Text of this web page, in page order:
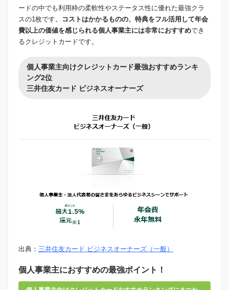
ードの中でも利用枠の柔軟性やステータス性に優れた最強クラ
スの1枚です。
コストはかかるものの、特典をフル活用して年会
費以上の価値を感じられる個人事業主には非常におすすめでき
るクレジットカードです。
個人事業主向けクレジットカード最強おすすめランキ
ング2位
三井住友カード ビジネスオーナーズ
出典： 三井住友カード ビジネスオーナーズ（一般）
個人事業主におすすめの最強ポイント！